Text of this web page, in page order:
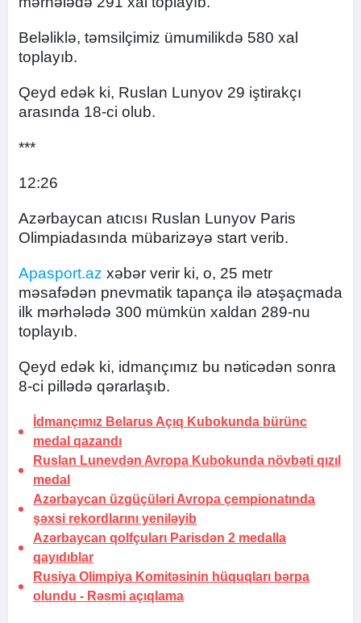
Beləliklə, təmsilçimiz ümumilikdə 580 xal
toplayıb.
Qeyd edək ki, Ruslan Lunyov 29 iştirakçı
arasında 18-ci olub.
***
12:26
Azərbaycan atıcısı Ruslan Lunyov Paris
Olimpiadasında mübarizəyə start verib.
Apasport.az xəbər verir ki, o, 25 metr
məsafədən pnevmatik tapança ilə atəşaçmada
ilk mərhələdə 300 mümkün xaldan 289-nu
toplayıb.
Qeyd edək ki, idmançımız bu nəticədən sonra
8-ci pillədə qərarlaşıb.
İdmançımız Belarus Açıq Kubokunda bürünc
medal qazandı
Ruslan Lunevdən Avropa Kubokunda növbəti qızıl
medal
Azərbaycan üzgüçüləri Avropa çempionatında
şəxsi rekordlarını yeniləyib
Azərbaycan qolfçuları Parisdən 2 medalla
qayıdıblar
Rusiya Olimpiya Komitəsinin hüquqları bərpa
olundu - Rəsmi açıqlama